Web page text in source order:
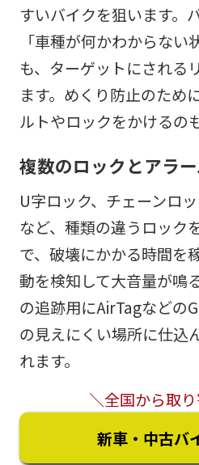
すいバイクを狙います。
「車種が何かわからな
も、ターゲットにされる
ます。めくり防止のため
ルトやロックをかけるの
複数のロックとアラ
U字ロック、チェーンロ
など、種類の違うロック
で、破壊にかかる時間を
動を検知して大音量が鳴
の追跡用にAirTagなどの
の見えにくい場所に仕込
れます。
＼全国から取
新車・中古バ